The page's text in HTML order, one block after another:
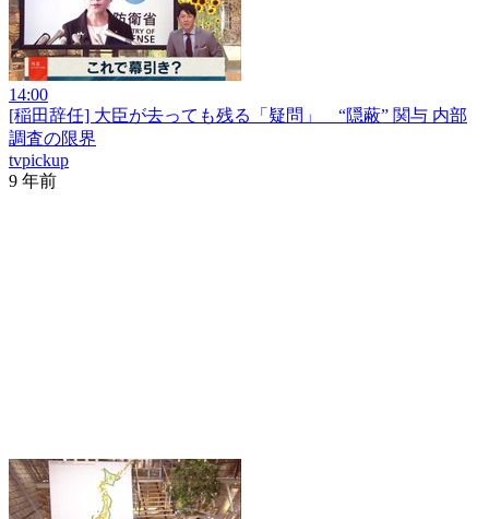
14:00
[稲田辞任] 大臣が去っても残る「疑問」 “隠蔽” 関与 内部
調査の限界
tvpickup
9 年前